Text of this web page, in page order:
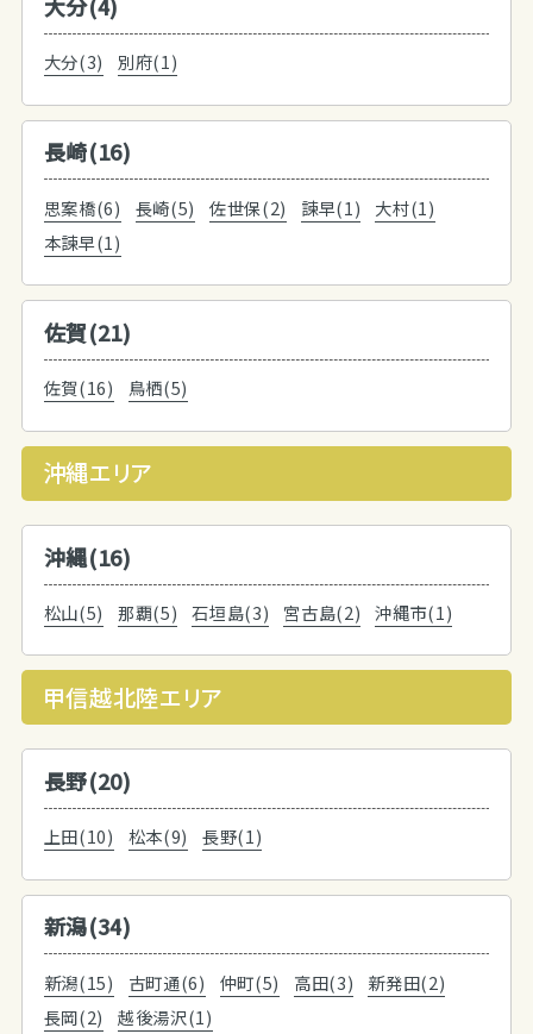
大分(3) 別府(1)
長崎(16)
思案橋(6) 長崎(5) 佐世保(2) 諫早(1)
大村(1)
本諫早(1)
佐賀(21)
佐賀(16) 鳥栖(5)
沖縄エリア
沖縄(16)
松山(5) 那覇(5) 石垣島(3) 宮古島(2) 沖縄市(1)
甲信越北陸エリア
長野(20)
上田(10) 松本(9) 長野(1)
新潟(34)
新潟(15) 古町通(6) 仲町(5) 高田(3)
新発田(2)
長岡(2)
越後湯沢(1)